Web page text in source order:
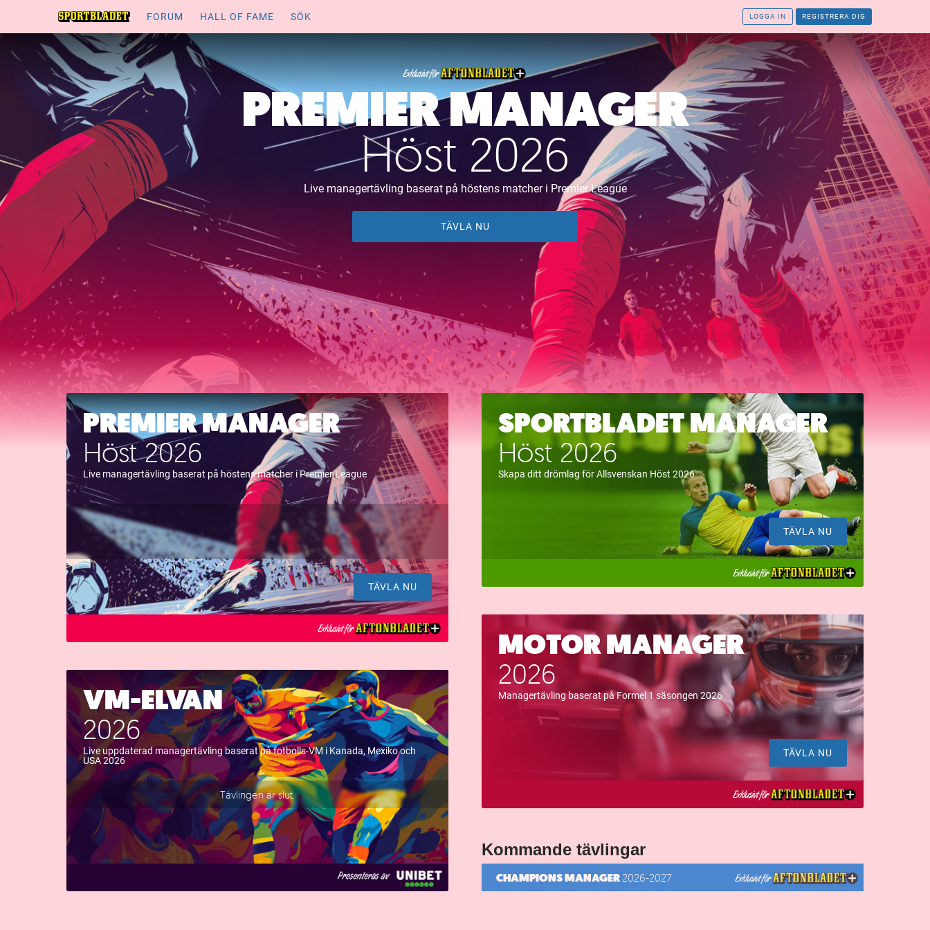
FORUM HALL OF FAME SÖK LOGGA IN REGISTRERA DIG
PREMIER MANAGER
Höst 2026
Live managertävling baserat på höstens matcher i Premier League
TÄVLA NU
PREMIER MANAGER
Höst 2026
Live managertävling baserat på höstens matcher i Premier League
TÄVLA NU
SPORTBLADET MANAGER
Höst 2026
Skapa ditt drömlag för Allsvenskan Höst 2026
TÄVLA NU
MOTOR MANAGER
2026
Managertävling baserat på Formel 1 säsongen 2026
TÄVLA NU
VM-ELVAN
2026
Live uppdaterad managertävling baserat på fotbolls-VM i Kanada, Mexiko och
USA 2026
Tävlingen är slut.
Kommande tävlingar
CHAMPIONS MANAGER2026-2027